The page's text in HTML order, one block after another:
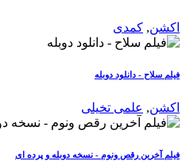
اکشن, کمدی
فیلم سلاح - دانلود دوبله
اکشن, علمی تخیلی
فیلم آخرین رقص ونوم - نسخه دوبله و پرده ای